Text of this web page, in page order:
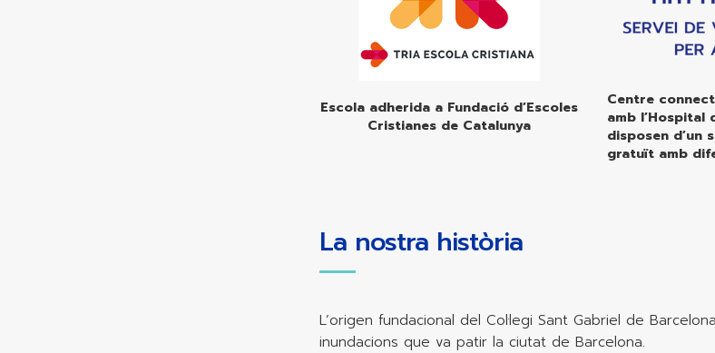
Escola adherida a Fundació d’Escoles
Cristianes de Catalunya
Centre
amb l’Hospital
disposen d’un
gratuït amb
La nostra història
L’origen fundacional del Col·legi Sant Gabriel de
inundacions que va patir la ciutat de Barcelona.